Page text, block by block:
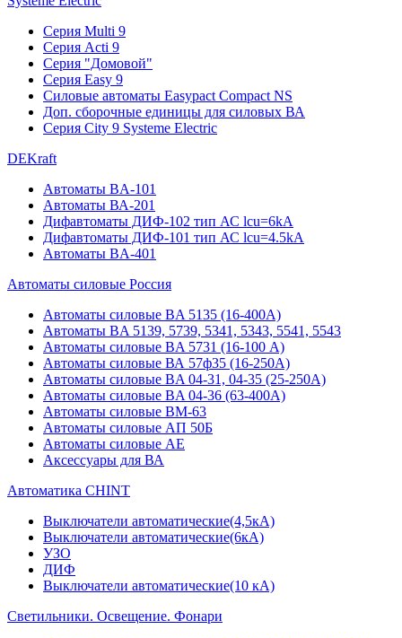
Серия Multi 9
Серия Acti 9
Серия "Домовой"
Серия Easy 9
Силовые автоматы Easypact Compact NS
Доп. сборочные единицы для силовых ВА
Серия City 9 Systeme Electric
DEKraft
Автоматы BA-101
Автоматы ВА-201
Дифавтоматы ДИФ-102 тип АС lcu=6kA
Дифавтоматы ДИФ-101 тип АС lcu=4.5kA
Автоматы BA-401
Автоматы силовые Россия
Автоматы силовые BA 5135 (16-400А)
Автоматы BA 5139, 5739, 5341, 5343, 5541, 5543
Автоматы силовые BA 5731 (16-100 А)
Автоматы силовые ВА 57ф35 (16-250А)
Автоматы силовые BA 04-31, 04-35 (25-250А)
Автоматы силовые BA 04-36 (63-400А)
Автоматы силовые ВМ-63
Автоматы силовые АП 50Б
Автоматы силовые АЕ
Аксессуары для ВА
Автоматика CHINT
Выключатели автоматические(4,5кА)
Выключатели автоматические(6кА)
УЗО
ДИФ
Выключатели автоматические(10 кА)
Светильники. Освещение. Фонари